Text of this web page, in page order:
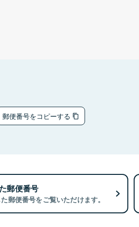
郵便番号をコピーする
郵便番号
郵便番号をご覧いただけます。